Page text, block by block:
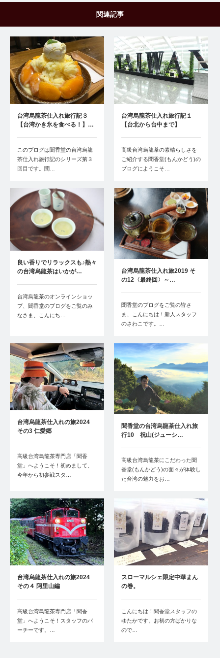
関連記事
台湾烏龍茶仕入れ旅行記３
【台湾かき氷を食べる！】…
このブログは聞香堂の台湾烏龍
茶仕入れ旅行記のシリーズ第３
回目です。聞…
台湾烏龍茶仕入れ旅行記１
【台北から台中まで】
高級台湾烏龍茶の素晴らしさを
ご紹介する聞香堂(もんかどう)の
ブログにようこそ…
良い香りでリラックスも♪熱々
の台湾烏龍茶はいかが…
台湾烏龍茶のオンラインショッ
プ、聞香堂のブログをご覧のみ
なさま、こんにち…
台湾烏龍茶仕入れ旅2019 そ
の12〈最終回〉～…
聞香堂のブログをご覧の皆さ
ま、こんにちは！新人スタッフ
のさわこです。…
台湾烏龍茶仕入れの旅2024
その3 仁愛郷
高級台湾烏龍茶専門店「聞香
堂」へようこそ！初めまして、
今年から初参戦スタ…
聞香堂の台湾烏龍茶仕入れ旅
行10 祝山(ジューシ…
高級台湾烏龍茶にこだわった聞
香堂(もんかどう)の面々が体験し
た台湾の魅力をお…
台湾烏龍茶仕入れの旅2024
その４ 阿里山編
高級台湾烏龍茶専門店「聞香
堂」へようこそ！スタッフのバ
ーチーです。…
スローマルシェ限定中華まん
の巻。
こんにちは！聞香堂スタッフの
ゆたかです。お初の方ばかりな
ので…